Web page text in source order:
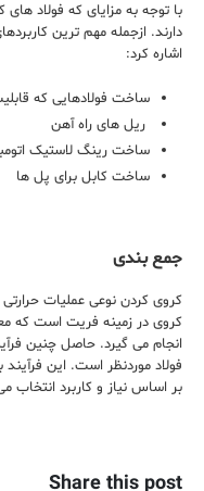
با توجه به مزایای که فولاد
دارند. ازجمله مهم ترین
اشاره کرد:
ساخت فولادهایی که
ریل های راه آهن
ساخت رینگ لاستیک
ساخت کابل برای پل ها
جمع بندی
کروی کردن نوعی عملیات
کروی در زمینه فریت است که
انجام می گیرد. حاصل چنین
فولاد موردنظر است. این
بر اساس نیاز و کاربرد انتخاب
Share this post